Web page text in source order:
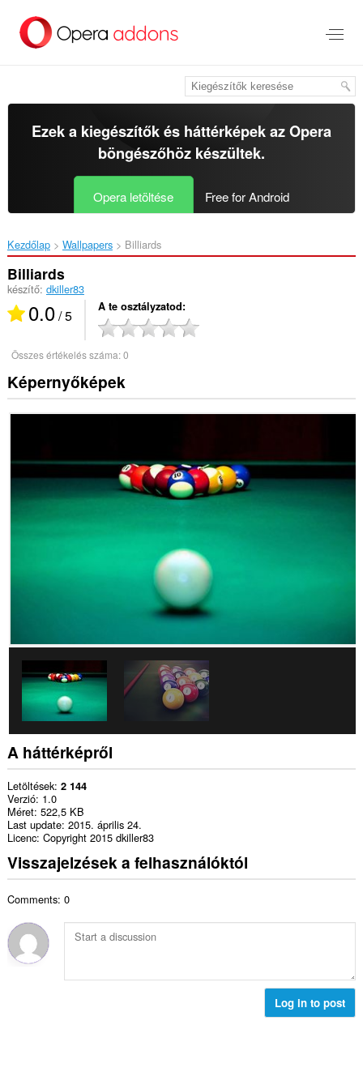
Ezek a kiegészítők és háttérképek azOpera
böngészőhözkészültek.
Opera letöltése Free for Android
Kezdőlap Wallpapers Billiards‎
Billiards
készítő: dkiller83
0.0/ 5 A te osztályzatod
Összes értékelés száma:0
Képernyőképek
A háttérképről
Letöltések 2 144
Verzió 1.0
Méret 522,5 KB
Last update 2015. április 24.
Licenc Copyright 2015 dkiller83
Visszajelzések a felhasználóktól
Comments: 0
Log in to post